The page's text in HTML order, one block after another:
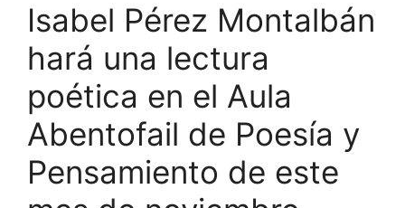
Isabel Pérez Montalbán
hará una lectura
poética en el Aula
Abentofail de Poesía y
Pensamiento de este